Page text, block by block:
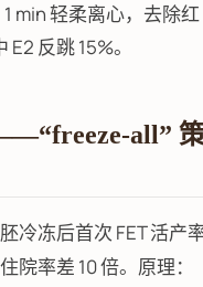
min 轻柔离心，去除红
反跳 15%。
all”
冷冻后首次 FET 活产
院率差 10 倍。原理：